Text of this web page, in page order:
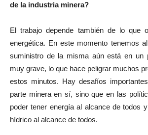
de la industria minera?
El trabajo depende también de lo que
energética. En este momento tenemos
suministro de la misma aún está en un
muy grave, lo que hace peligrar muchos
estos minutos. Hay desafíos
parte minera en sí, sino que en las
poder tener energía al alcance de todos
hídrico al alcance de todos.